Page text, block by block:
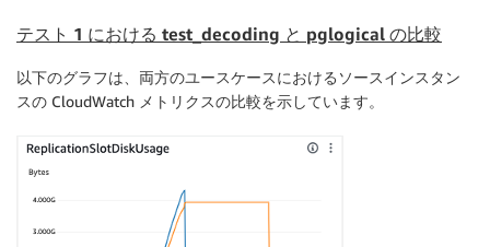
テスト 1 における test_decoding と pglogical の比較
以下のグラフは、両方のユースケースにおけるソースインスタン
スの CloudWatch メトリクスの比較を示しています。